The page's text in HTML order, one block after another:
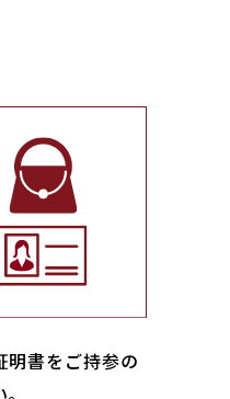
明書をご持参の